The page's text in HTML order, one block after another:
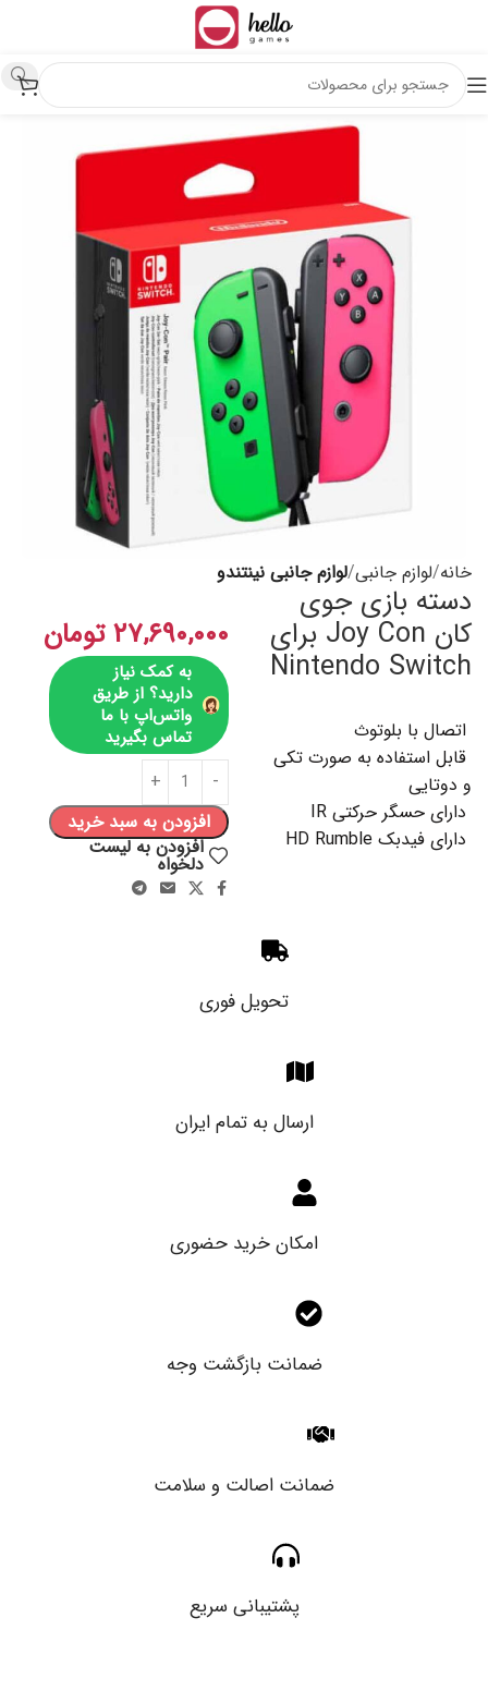
خانه لوازم جانبی لوازم جانبی نینتندو
دسته بازی جوی
کان Joy Con برای
Nintendo Switch
اتصال با بلوتوث
قابل استفاده به صورت تکی
و دوتایی
دارای حسگر حرکتی IR
دارای فیدبک HD Rumble
۲۷,۶۹۰,۰۰۰ تومان
به کمک نیاز
دارید؟ از طریق
واتس‌اپ با ما
تماس بگیرید
افزودن به سبد خرید
افزودن به لیست
دلخواه
تحویل فوری
ارسال به تمام ایران
امکان خرید حضوری
ضمانت بازگشت وجه
ضمانت اصالت و سلامت
پشتیبانی سریع